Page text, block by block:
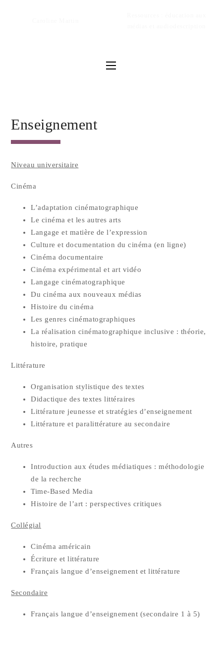
Enseignement
Niveau uni­ver­si­taire
Ciné­ma
L’adaptation ciné­ma­to­gra­phique
Le ciné­ma et les autres arts
Lan­gage et matière de l’expression
Culture et docu­men­ta­tion du ciné­ma (en ligne)
Ciné­ma documentaire
Ciné­ma expé­ri­men­tal et art vidéo
Lan­gage cinématographique
Du ciné­ma aux nou­veaux médias
His­toire du cinéma
Les genres cinématographiques
La réa­li­sa­tion ciné­ma­to­gra­phique inclu­sive : théo­rie,
his­toire, pratique
Lit­té­ra­ture
Orga­ni­sa­tion sty­lis­tique des textes
Didac­tique des textes littéraires
Lit­té­ra­ture jeu­nesse et stra­té­gies d’enseignement
Lit­té­ra­ture et para­lit­té­ra­ture au secondaire
Autres
Intro­duc­tion aux études média­tiques : métho­do­lo­gie
de la recherche
Time-Based Media
His­toire de l’art : pers­pec­tives critiques
Col­lé­gial
Ciné­ma américain
Écri­ture et littérature
Fran­çais langue d’en­sei­gne­ment et littérature
Secon­daire
Fran­çais langue d’en­sei­gne­ment (secon­daire 1 à 5)